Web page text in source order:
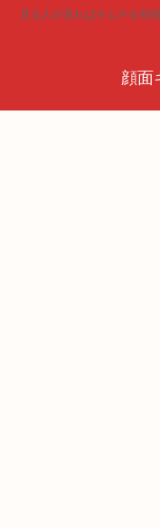
見る人が見ればキムチを頬
顔面